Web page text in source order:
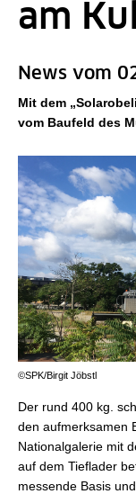
am
News vom
Mit dem
vom Baufeld des
©SPK/Birgit Jöbstl
Der rund 400 kg.
den aufmerksamen
Nationalgalerie mit
auf dem Tieflader
messende Basis